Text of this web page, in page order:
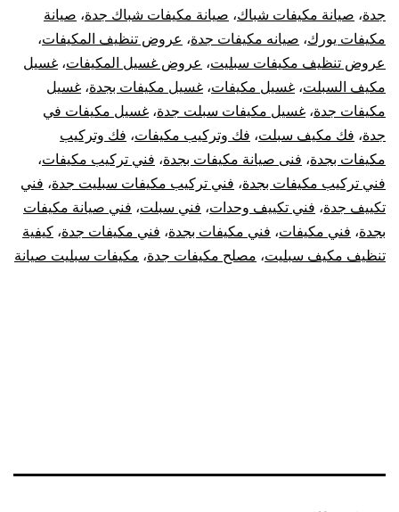
جدة، صيانة مكيفات شباك، صيانة مكيفات شباك جدة، صيانة
مكيفات يورك، صيانه مكيفات جدة، عروض تنظيف المكيفات،
عروض تنظيف مكيفات سبليت، عروض غسيل المكيفات، غسيل
مكيف السبلت، غسيل مكيفات، غسيل مكيفات بجدة، غسيل
مكيفات جدة، غسيل مكيفات سبلت جدة، غسيل مكيفات في
جدة، فك مكيف سبلت، فك وتركيب مكيفات، فك وتركيب
مكيفات بجدة، فنى صيانة مكيفات بجدة، فني تركيب مكيفات،
فني تركيب مكيفات بجدة، فني تركيب مكيفات سبليت جدة، فني
تكييف جدة، فني تكييف وحدات، فني سبلت، فني صيانة مكيفات
بجدة، فني مكيفات، فني مكيفات بجدة، فني مكيفات جدة، كيفية
تنظيف مكيف سبليت، مصلح مكيفات جدة، مكيفات سبليت صيانة